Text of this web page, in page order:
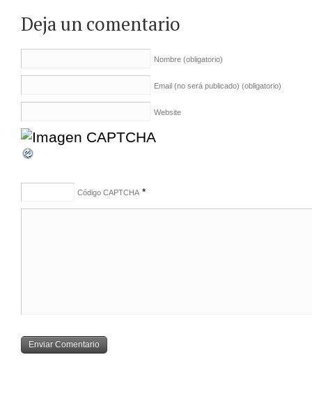
Deja un comentario
Nombre (obligatorio)
Email (no será publicado) (obligatorio)
Website
Código CAPTCHA *